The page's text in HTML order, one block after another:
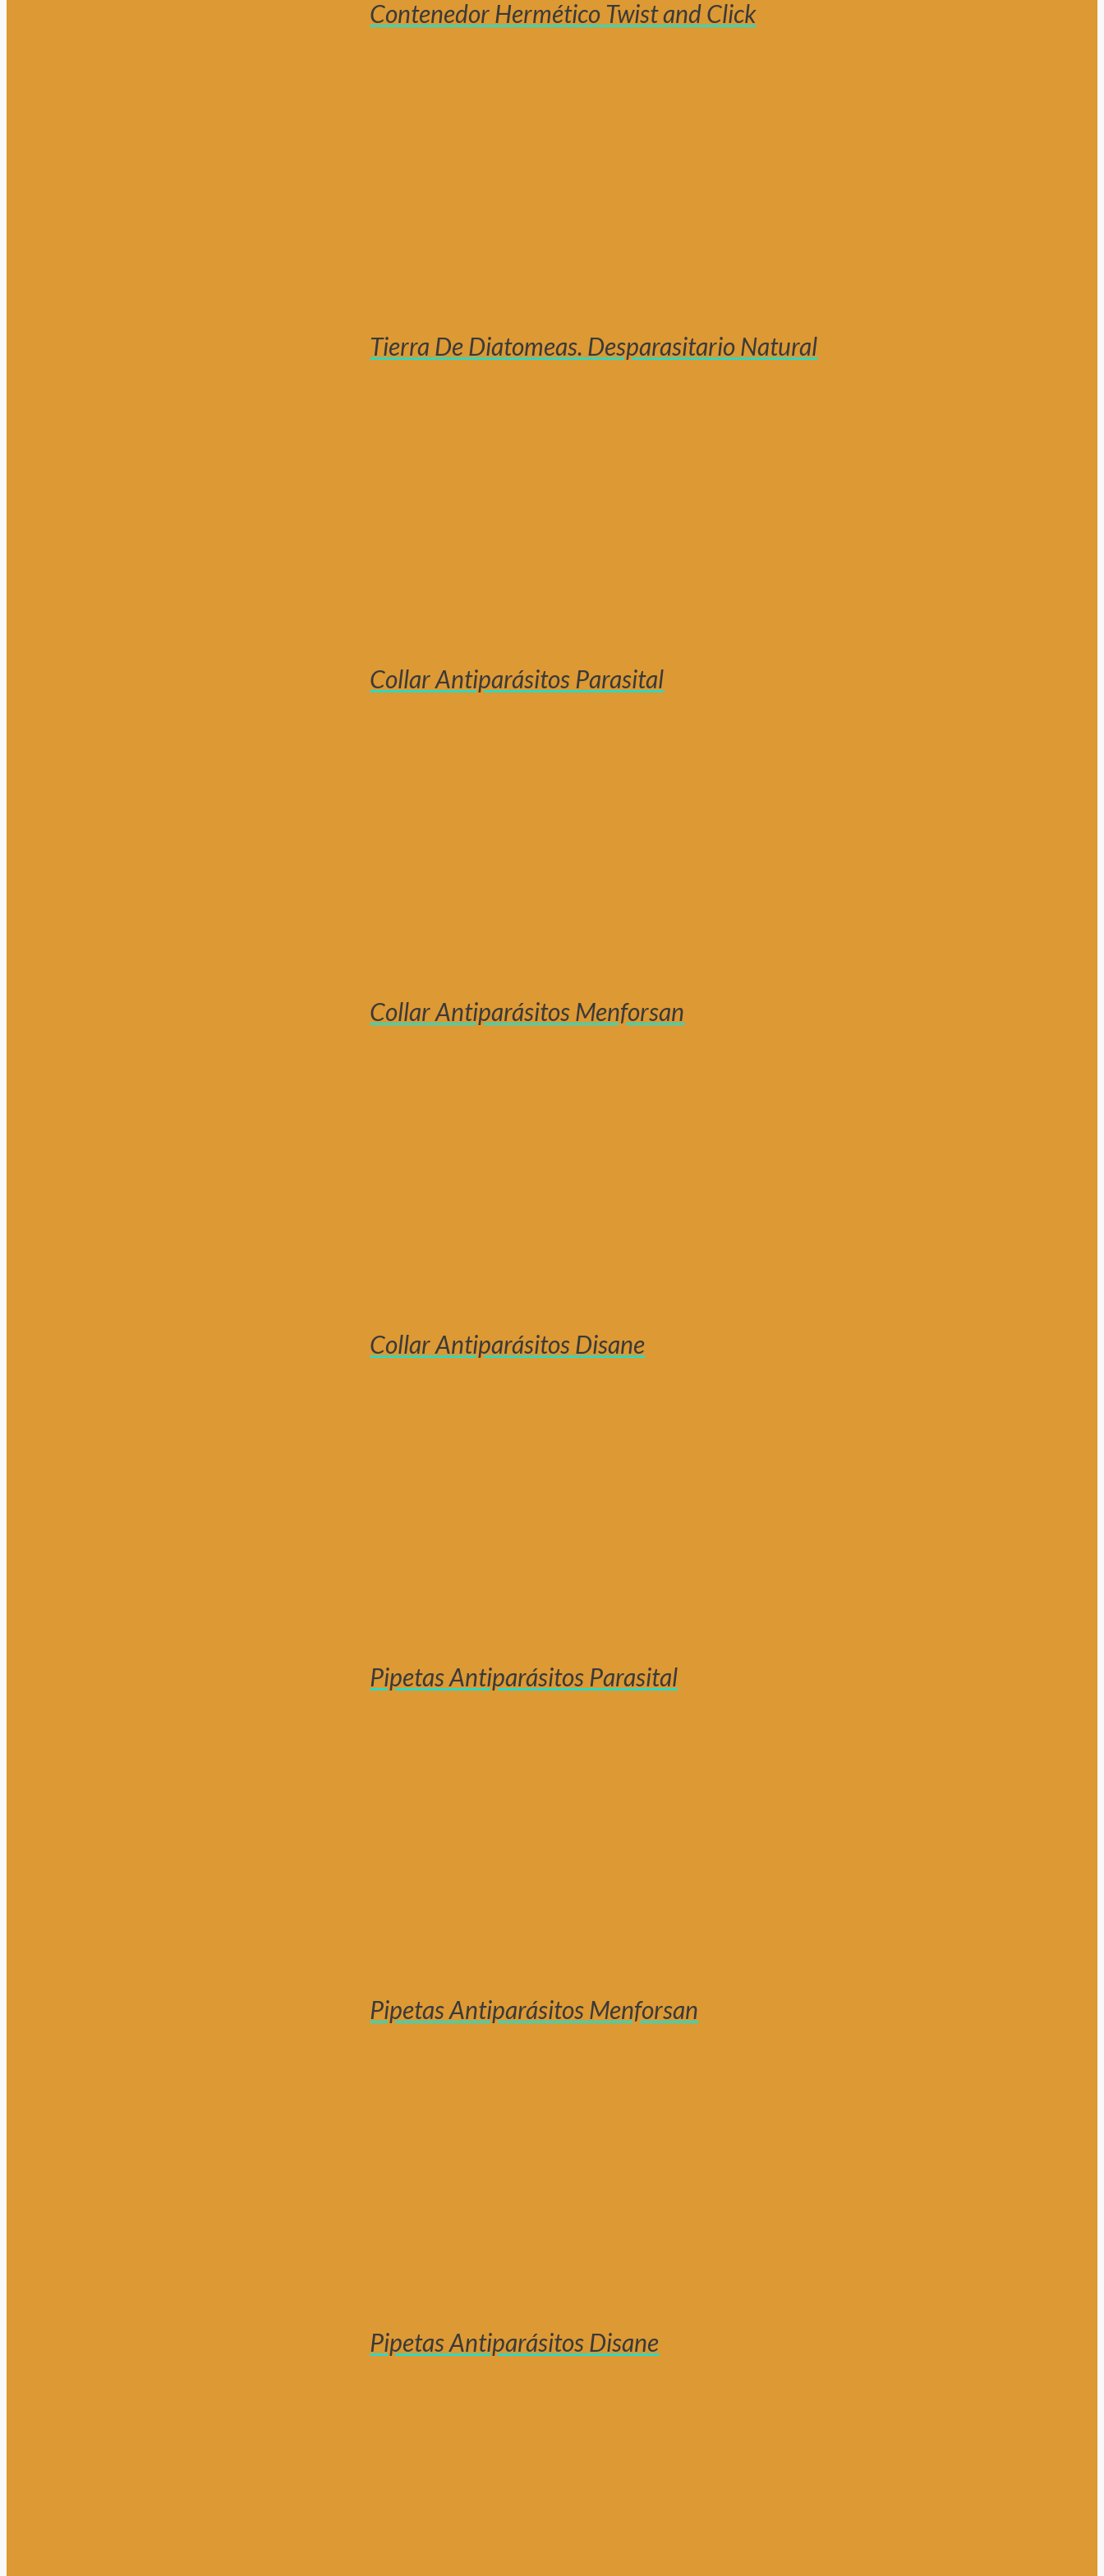
Contenedor Hermético Twist and Click
Tierra De Diatomeas. Desparasitario Natural
Collar Antiparásitos Parasital
Collar Antiparásitos Menforsan
Collar Antiparásitos Disane
Pipetas Antiparásitos Parasital
Pipetas Antiparásitos Menforsan
Pipetas Antiparásitos Disane